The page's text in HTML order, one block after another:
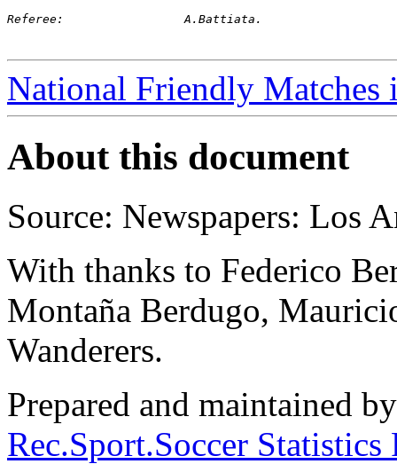
Referee: 		 A.Battiata.
National Friendly Matches
About this document
Source: Newspapers: Los
With thanks to Federico
Montaña Berdugo,
Wanderers.
Prepared and maintained
Rec.Sport.Soccer